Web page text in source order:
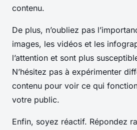
contenu.
De plus, n’oubliez pas
images, les vidéos et les
l’attention et sont plus
N’hésitez pas à expérimenter
contenu pour voir ce qui
votre public.
Enfin, soyez réactif. Répondez